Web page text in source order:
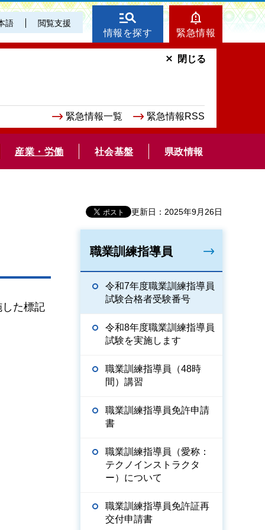
語 閲覧支援
情報を探す 緊急情報
緊急情報一覧 緊急情報RSS
閉じる
産業・労働 社会基盤 県政情報
更新日：2025年9月26日
た標記
職業訓練指導員
令和7年度職業訓練指導員
試験合格者受験番号
令和8年度職業訓練指導員
試験を実施します
職業訓練指導員（48時
間）講習
職業訓練指導員免許申請
書
職業訓練指導員（愛称：
テクノインストラクタ
ー）について
職業訓練指導員免許証再
交付申請書